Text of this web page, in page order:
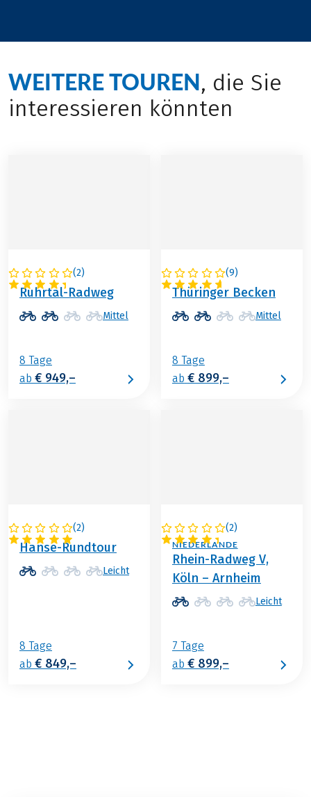
WEITERE TOUREN, die Sie
interessieren könnten
(2)
DEUTSCHLAND
Ruhrtal-Radweg
Mittel
8 Tage
ab € 949,–
(9)
DEUTSCHLAND
Thüringer Becken
Mittel
8 Tage
ab € 899,–
(2)
DEUTSCHLAND
Hanse-Rundtour
Leicht
8 Tage
ab € 849,–
(2)
DEUTSCHLAND /
NIEDERLANDE
Rhein-Radweg V,
Köln – Arnheim
Leicht
7 Tage
ab € 899,–